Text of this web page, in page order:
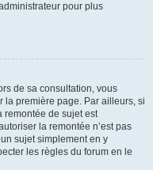
pour plus
de sa consultation, vous
la première page. Par ailleurs, si
remontée de sujet est
la remontée n’est pas
sujet simplement en y
les règles du forum en le